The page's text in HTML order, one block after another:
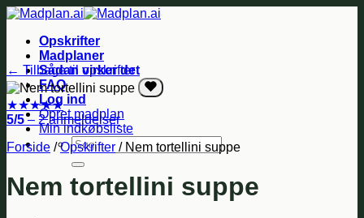
Fortsæt
indholdOpskrifter
Madplaner
Sådan virker det
FAQ
Log ind
Opret madplan
Min indkøbsliste
Søg
efter:
← Tilbage til opskrifter
★★★★★
5/5 – 2 anmeldelser
Forside /Opskrifter / Nem tortellini suppe
Nem tortellini suppe